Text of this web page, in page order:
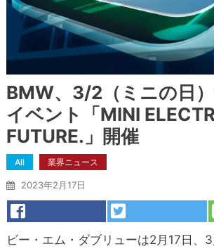
BMW、3/2（ミニの日
イベント「MINI
FUTURE.」開催
All 業界ニュース
2023年2月17日
ビー・エム・ダブリューは2月17日、